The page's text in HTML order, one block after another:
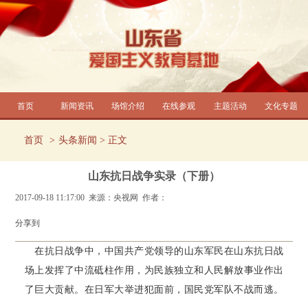
首页 新闻资讯 场馆介绍 在线参观 主题活动 文化专题
首页 头条新闻 > 正文
山东抗日战争实录（下册）
2017-09-18 11:17:00 来源：央视网 作者：
分享到
在抗日战争中，中国共产党领导的山东军民在山东抗日战
场上发挥了中流砥柱作用，为民族独立和人民解放事业作出
了巨大贡献。在日军大举进犯面前，国民党军队不战而逃。